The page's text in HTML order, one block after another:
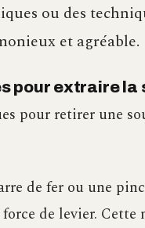
ou des
et agréable.
pour extraire la
pour retirer une
de fer ou une
de levier. Cette